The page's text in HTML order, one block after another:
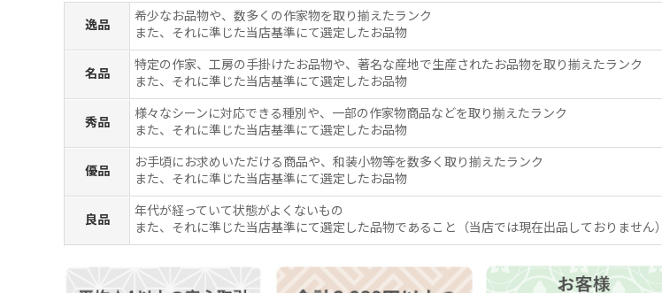
逸品
希少なお品物や、数多くの作家物を取り揃えたランク
また、それに準じた当店基準にて選定したお品物
名品
特定の作家、工房の手掛けたお品物や、著名な産地で生産されたお品物を取り揃えたランク
また、それに準じた当店基準にて選定したお品物
秀品
様々なシーンに対応できる種別や、一部の作家物商品などを取り揃えたランク
また、それに準じた当店基準にて選定したお品物
優品
お手頃にお求めいただける商品や、和装小物等を数多く取り揃えたランク
また、それに準じた当店基準にて選定したお品物
良品
年代が経っていて状態がよくないもの
また、それに準じた当店基準にて選定した品物であること（当店では現在出品しておりません）